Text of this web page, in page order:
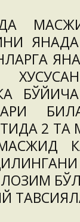
2 ТА